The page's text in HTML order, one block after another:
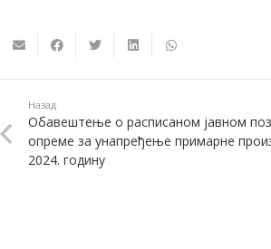
Назад
Обавештење о расписаном јавном
опреме за унапређење примарне
2024. годину